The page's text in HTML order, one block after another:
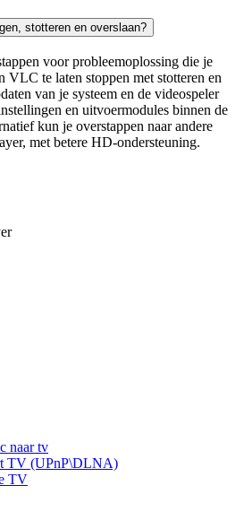
stotteren en overslaan?
voor probleemoplossing die je
VLC te laten stoppen met stotteren en
van je systeem en de videospeler
en uitvoermodules binnen de
kun je overstappen naar andere
met betere HD-ondersteuning.
naar tv
TV (UPnP\DLNA)
TV